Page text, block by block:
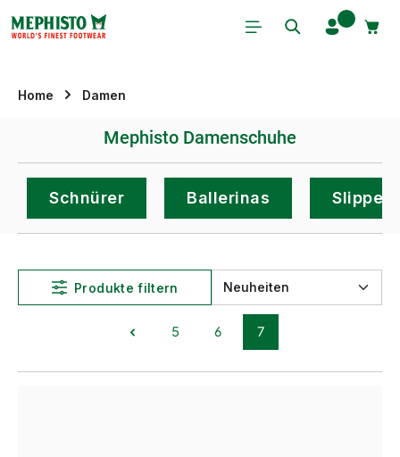
Zum Hauptinhalt springen
Home Damen
Mephisto Damenschuhe
Schnürer Ballerinas Slipper
Seite
5 Seite
6 Seite
7
Produkte filtern